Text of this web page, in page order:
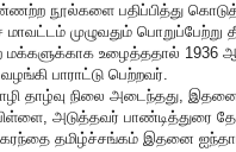
நூல்களை பதிப்பித்து
முழுவதும் பொறுப்பேற்று
மக்களுக்காக உழைத்ததால்
பாராட்டு பெற்றவர்.
தாழ்வு நிலை அடைந்தது,
அடுத்தவர் பாண்டித்துரை
கரந்தை தமிழ்ச்சங்கம் இதனை